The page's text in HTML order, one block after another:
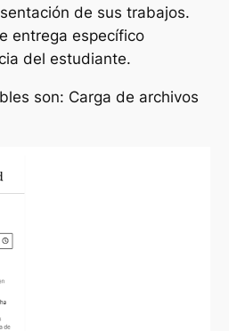
de sus trabajos.
entrega específico
del estudiante.
son: Carga de archivos